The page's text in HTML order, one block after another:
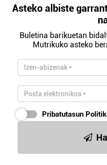
Asteko albiste
Buletina barikuetan
Mutrikuko asteko
Pribatutasun